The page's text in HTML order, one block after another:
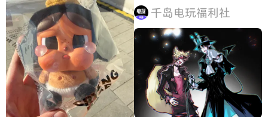
了！ 🤩千岛web端大迭
代，支持搜索，效率更高
~ 👇本周千岛持续迭代集
市功能，优化使用体验：
1️⃣现已支持【神符/封
印】批量识图发布，告别
手动上传，一键清
千岛电玩福利社